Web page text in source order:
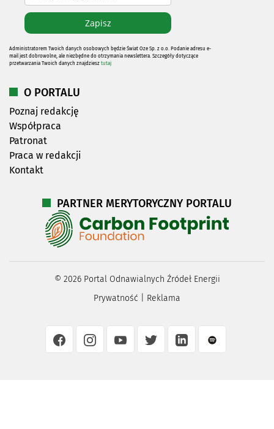
Administratorem Twoich danych osobowych będzie Świat Oze Sp. z o.o. Podanie adresu e-
mail jest dobrowolne, ale niezbędne do otrzymania newslettera. Szczegóły dotyczące
przetwarzania Twoich danych znajdziesz tutaj
O PORTALU
Poznaj redakcję
Współpraca
Patronat
Praca w redakcji
Kontakt
PARTNER MERYTORYCZNY PORTALU
© 2026Portal Odnawialnych Źródeł Energii
Prywatność
Reklama